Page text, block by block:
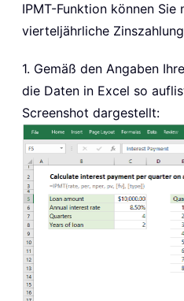
IPMT-Funktion können
vierteljährliche
1. Gemäß den Angaben
die Daten in Excel so
Screenshot dargestellt: